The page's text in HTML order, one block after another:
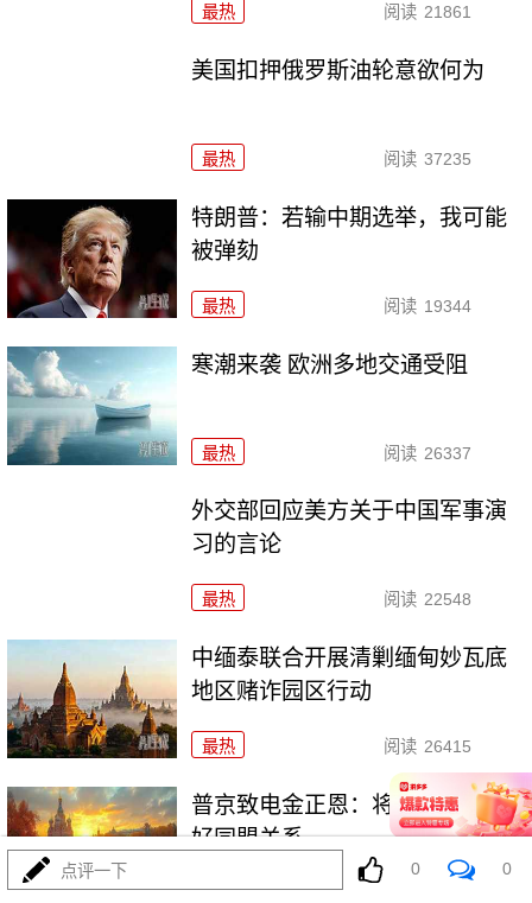
最热 阅读 21861
美国扣押俄罗斯油轮意欲何为
最热 阅读 37235
特朗普：若输中期选举，我可能
被弹劾
最热 阅读 19344
寒潮来袭 欧洲多地交通受阻
最热 阅读 26337
外交部回应美方关于中国军事演
习的言论
最热 阅读 22548
中缅泰联合开展清剿缅甸妙瓦底
地区赌诈园区行动
最热 阅读 26415
普京致电金正恩：将加强两国友
好同盟关系
最热
点评一下 0 0